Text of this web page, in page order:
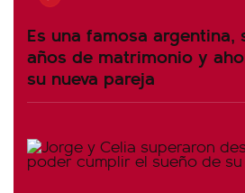
Es una famosa argentina,
años de matrimonio y
su nueva pareja